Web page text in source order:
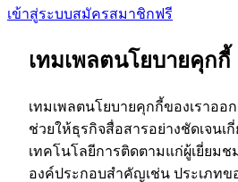
เข้าสู่ระบบสมัครสมาชิกฟรี
เทมเพลตนโยบายคุกกี้
เทมเพลตนโยบายคุกกี้ของเราออ
ช่วยให้ธุรกิจสื่อสารอย่างชัดเจนเ
เทคโนโลยีการติดตามแก่ผู้เยี่ยมช
องค์ประกอบสำคัญเช่น ประเภทข